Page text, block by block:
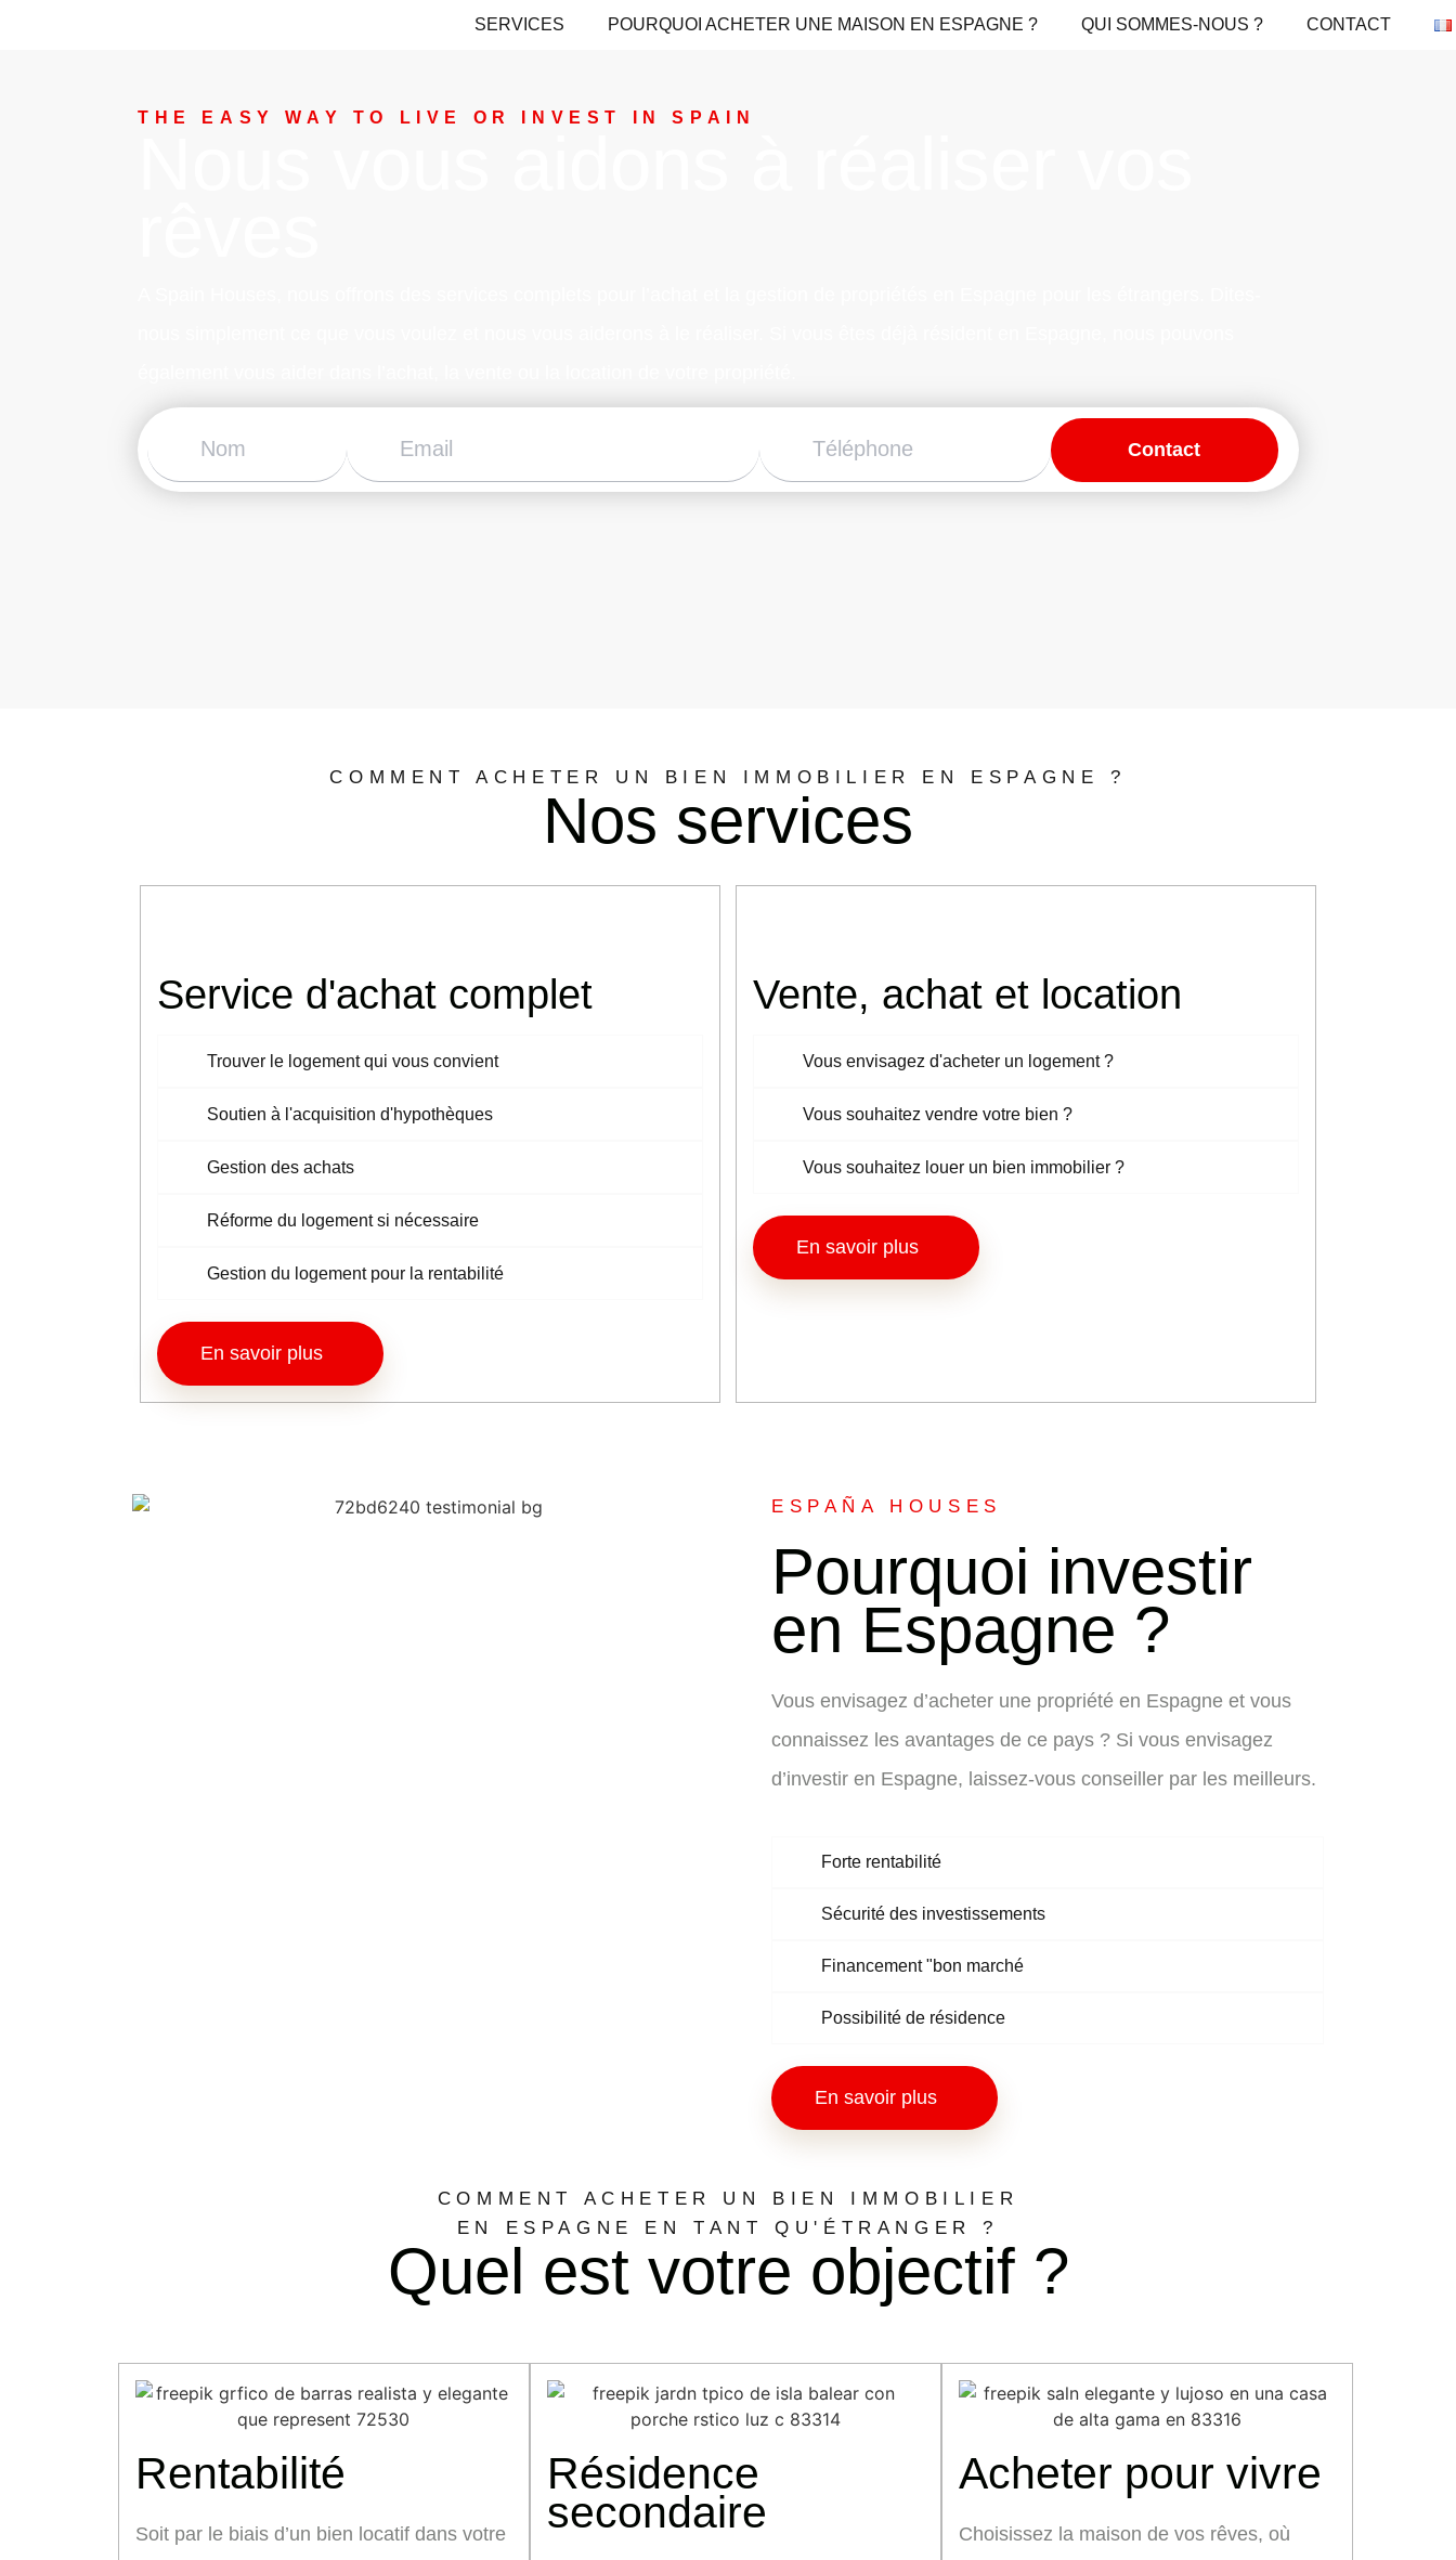
SERVICES POURQUOI ACHETER UNE MAISON EN ESPAGNE ? QUI SOMMES-NOUS ? CONTACT
THE EASY WAY TO LIVE OR INVEST IN SPAIN
Contact
COMMENT ACHETER UN BIEN IMMOBILIER EN ESPAGNE ?
Nos services
Service d'achat complet
Trouver le logement qui vous convient
Soutien à l'acquisition d'hypothèques
Gestion des achats
Réforme du logement si nécessaire
Gestion du logement pour la rentabilité
En savoir plus
Vente, achat et location
Vous envisagez d'acheter un logement ?
Vous souhaitez vendre votre bien ?
Vous souhaitez louer un bien immobilier ?
En savoir plus
ESPAÑA HOUSES
Pourquoi investir
en Espagne ?
Vous envisagez d’acheter une propriété en Espagne et vous
connaissez les avantages de ce pays ? Si vous envisagez
d’investir en Espagne, laissez-vous conseiller par les meilleurs.
Forte rentabilité
Sécurité des investissements
Financement "bon marché
Possibilité de résidence
En savoir plus
COMMENT ACHETER UN BIEN IMMOBILIER
EN ESPAGNE EN TANT QU'ÉTRANGER ?
Quel est votre objectif ?
Rentabilité
Soit par le biais d’un bien locatif dans votre
Résidence
secondaire
Acheter pour vivre
Choisissez la maison de vos rêves, où